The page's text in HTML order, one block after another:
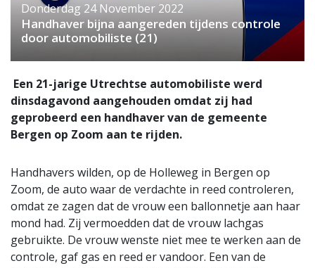
Donderdag 24 November 2022
Handhaver bijna aangereden tijdens controle
door automobiliste (21)
Een 21-jarige Utrechtse automobiliste werd
dinsdagavond aangehouden omdat zij had
geprobeerd een handhaver van de gemeente
Bergen op Zoom aan te rijden.
Handhavers wilden, op de Holleweg in Bergen op
Zoom, de auto waar de verdachte in reed controleren,
omdat ze zagen dat de vrouw een ballonnetje aan haar
mond had. Zij vermoedden dat de vrouw lachgas
gebruikte. De vrouw wenste niet mee te werken aan de
controle, gaf gas en reed er vandoor. Een van de